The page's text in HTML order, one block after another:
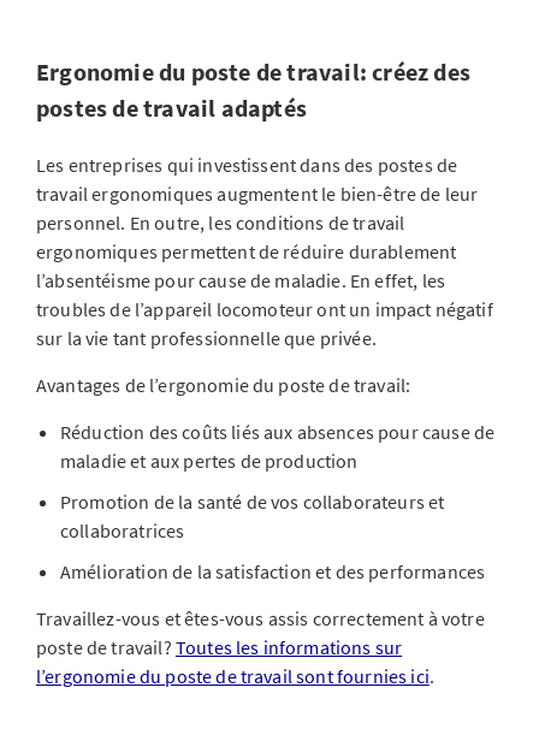
Ergonomie du poste de travail: créez des
postes de travail adaptés
Les entreprises qui investissent dans des postes de
travail ergonomiques augmentent le bien-être de leur
personnel. En outre, les conditions de travail
ergonomiques permettent de réduire durablement
l’absentéisme pour cause de maladie. En effet, les
troubles de l’appareil locomoteur ont un impact négatif
sur la vie tant professionnelle que privée.
Avantages de l’ergonomie du poste de travail:
Réduction des coûts liés aux absences pour cause de
maladie et aux pertes de production
Promotion de la santé de vos collaborateurs et
collaboratrices
Amélioration de la satisfaction et des performances
Travaillez-vous et êtes-vous assis correctement à votre
poste de travail? Toutes les informations sur
l’ergonomie du poste de travail sont fournies ici.